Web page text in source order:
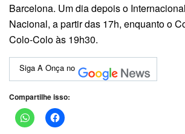
Barcelona. Um dia depois o
Nacional, a partir das 17h, enquanto o
Colo-Colo às 19h30.
Siga A Onça no
Compartilhe isso: